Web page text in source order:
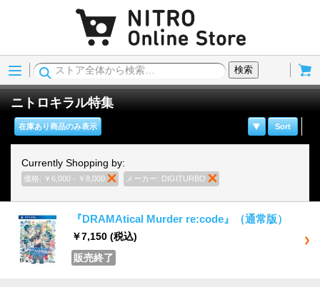
Menu
検索
ニトロキラル特集
Sort
在庫あり商品のみ表示
Currently Shopping by:
価格: ￥6,000 - ￥8,000 商品の削除
メーカー: DIGITURBO
『DRAMAtical Murder re:code』（通常版）
￥7,150 (税込)
販売終了